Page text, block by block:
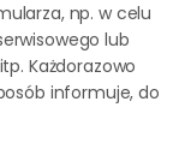
np. w celu
lub
Każdorazowo
informuje, do